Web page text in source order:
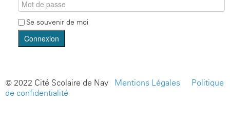
Se souvenir de moi
Connexion
© 2022 Cité Scolaire de Nay - Mentions Légales
Politique
de confidentialité